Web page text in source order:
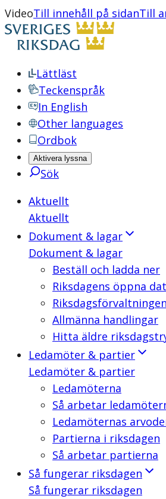
VideoTill innehåll på sidanTill
Lättläst
Teckenspråk
In English
Other languages
Ordbok
Aktivera lyssna
Sök
Aktuellt
Aktuellt
Dokument & lagar
Dokument & lagar
Beställ och ladda ner
Riksdagens öppna
Allmänna handlingar
Hitta äldre
Ledamöter & partier
Ledamöter & partier
Ledamöterna
Så arbetar
Ledamöternas
Partierna i riksdagen
Så arbetar partierna
Så fungerar riksdagen
Så fungerar riksdagen